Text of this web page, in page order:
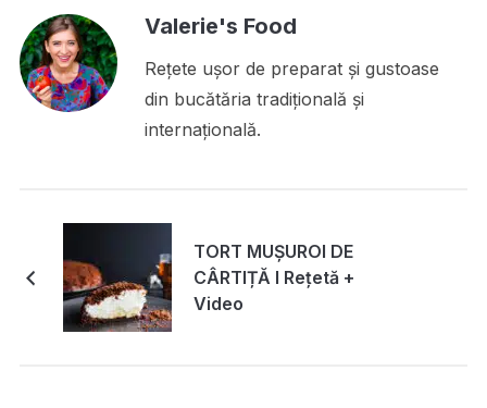
Valerie's Food
Rețete ușor de preparat și gustoase
din bucătăria tradițională și
internațională.
TORT MUȘUROI DE
CÂRTIȚĂ I Rețetă +
Video